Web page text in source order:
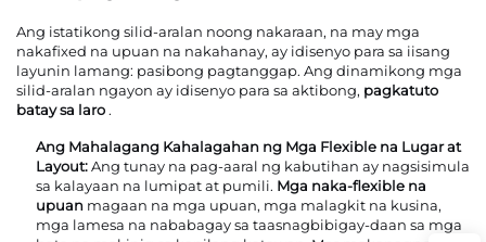
Ang istatikong silid-aralan noong nakaraan, na may mga
nakafixed na upuan na nakahanay, ay idisenyo para sa iisang
layunin lamang: pasibong pagtanggap. Ang dinamikong mga
silid-aralan ngayon ay idisenyo para sa aktibong, pagkatuto
batay sa laro .
Ang Mahalagang Kahalagahan ng Mga Flexible na Lugar at
Layout:Ang tunay na pag-aaral ng kabutihan ay nagsisimula
sa kalayaan na lumipat at pumili. Mga naka-flexible na
upuan magaan na mga upuan, mga malagkit na kusina,
mga lamesa na nababagay sa taasnagbibigay-daan sa mga